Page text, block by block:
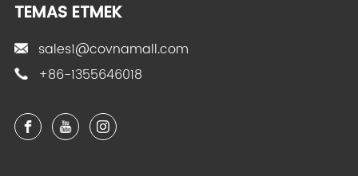
TEMAS ETMEK
sales1@covnamall.com
+86-1355646018